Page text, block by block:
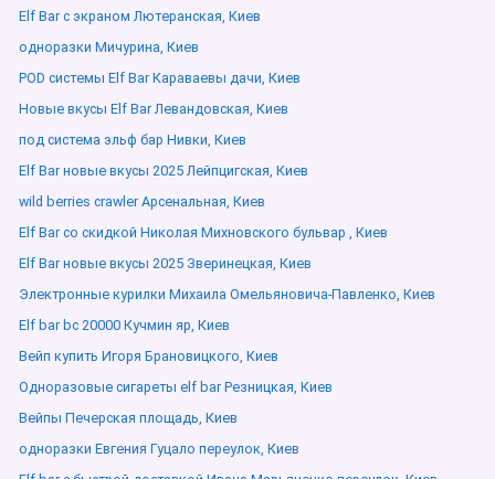
Elf Bar с экраном Лютеранская, Киев
одноразки Мичурина, Киев
POD системы Elf Bar Караваевы дачи, Киев
Новые вкусы Elf Bar Левандовская, Киев
под система эльф бар Нивки, Киев
Elf Bar новые вкусы 2025 Лейпцигская, Киев
wild berries crawler Арсенальная, Киев
Elf Bar со скидкой Николая Михновского бульвар , Киев
Elf Bar новые вкусы 2025 Зверинецкая, Киев
Электронные курилки Михаила Омельяновича-Павленко, Киев
Elf bar bc 20000 Кучмин яр, Киев
Вейп купить Игоря Брановицкого, Киев
Одноразовые сигареты elf bar Резницкая, Киев
Вейпы Печерская площадь, Киев
одноразки Евгения Гуцало переулок, Киев